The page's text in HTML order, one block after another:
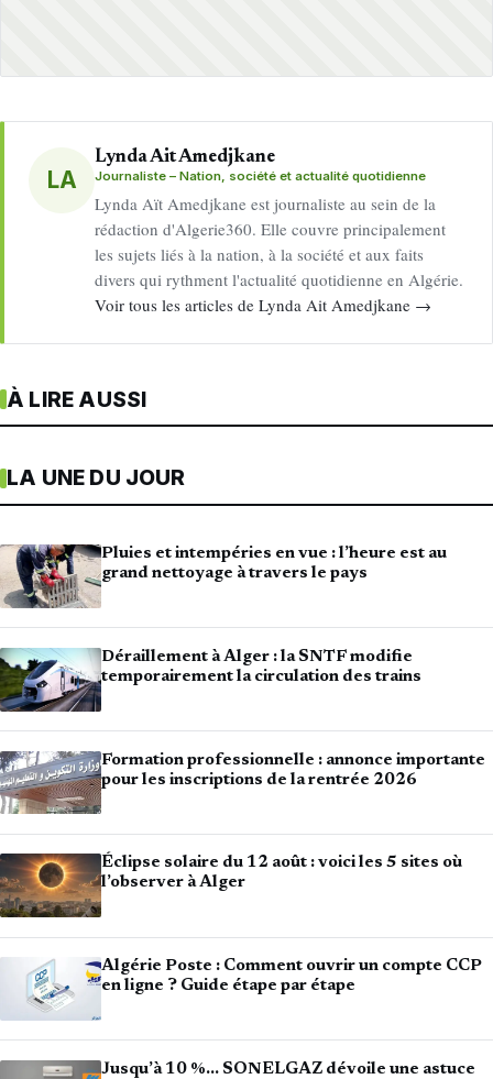
LA
Lynda Ait Amedjkane
Journaliste – Nation, société et actualité quotidienne
Lynda Aït Amedjkane est journaliste au sein de la
rédaction d'Algerie360. Elle couvre principalement
les sujets liés à la nation, à la société et aux faits
divers qui rythment l'actualité quotidienne en Algérie.
Voir tous les articles de Lynda Ait Amedjkane →
À LIRE AUSSI
LA UNE DU JOUR
Pluies et intempéries en vue : l’heure est au
grand nettoyage à travers le pays
Déraillement à Alger : la SNTF modifie
temporairement la circulation des trains
Formation professionnelle : annonce importante
pour les inscriptions de la rentrée 2026
Éclipse solaire du 12 août : voici les 5 sites où
l’observer à Alger
Algérie Poste : Comment ouvrir un compte CCP
en ligne ? Guide étape par étape
Jusqu’à 10 %… SONELGAZ dévoile une astuce